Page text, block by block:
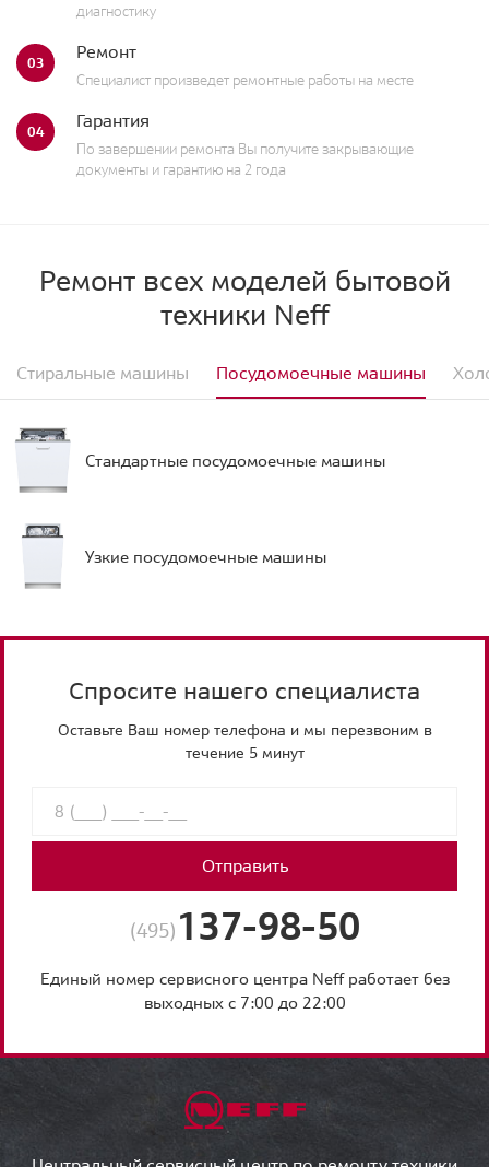
диагностику
03 Ремонт
Специалист произведет ремонтные работы на месте
04 Гарантия
По завершении ремонта Вы получите закрывающие
документы и гарантию на 2 года
Ремонт всех моделей бытовой
техники Neff
Стиральные машины Посудомоечные машины
Стандартные посудомоечные машины
Узкие посудомоечные машины
Спросите нашего специалиста
Оставьте Ваш номер телефона и мы перезвоним в
течение 5 минут
Отправить
(495) 137-98-50
Единый номер сервисного центра Neff работает без
выходных с 7:00 до 22:00